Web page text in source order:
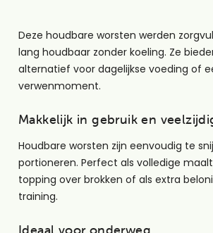
Deze houdbare worsten werden
lang houdbaar zonder koeling. Ze
alternatief voor dagelijkse voeding of
verwenmoment.
Makkelijk in gebruik en
Houdbare worsten zijn eenvoudig te
portioneren. Perfect als volledige
topping over brokken of als extra
training.